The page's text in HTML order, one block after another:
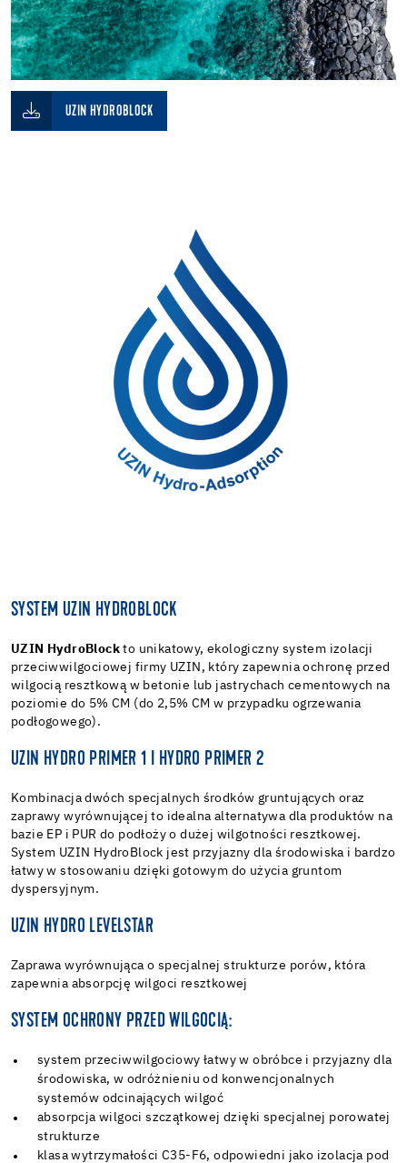
UZIN HYDROBLOCK
SYSTEM UZIN HYDROBLOCK
UZIN HydroBlock to unikatowy, ekologiczny system izolacji
przeciwwilgociowej firmy UZIN, który zapewnia ochronę przed
wilgocią resztkową w betonie lub jastrychach cementowych na
poziomie do 5% CM (do 2,5% CM w przypadku ogrzewania
podłogowego).
UZIN HYDRO PRIMER 1 I HYDRO PRIMER 2
Kombinacja dwóch specjalnych środków gruntujących oraz
zaprawy wyrównującej to idealna alternatywa dla produktów na
bazie EP i PUR do podłoży o dużej wilgotności resztkowej.
System UZIN HydroBlock jest przyjazny dla środowiska i bardzo
łatwy w stosowaniu dzięki gotowym do użycia gruntom
dyspersyjnym.
UZIN HYDRO LEVELSTAR
Zaprawa wyrównująca o specjalnej strukturze porów, która
zapewnia absorpcję wilgoci resztkowej
SYSTEM OCHRONY PRZED WILGOCIĄ:
system przeciwwilgociowy łatwy w obróbce i przyjazny dla
środowiska, w odróżnieniu od konwencjonalnych
systemów odcinających wilgoć
absorpcja wilgoci szczątkowej dzięki specjalnej porowatej
strukturze
klasa wytrzymałości C35-F6, odpowiedni jako izolacja pod